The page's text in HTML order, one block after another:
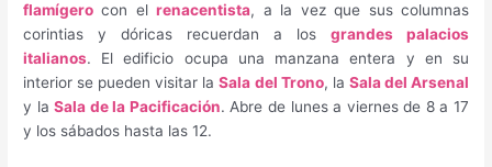
flamígero con elrenacentista, a la vez que sus columnas
corintias y dóricas recuerdan a los grandes palacios
italianos. El edificio ocupa una manzana entera y en su
interior se pueden visitar laSala del Trono, la Sala del Arsenal
y laSala de la Pacificación. Abre de lunes a viernes de 8 a 17
y los sábados hasta las 12.